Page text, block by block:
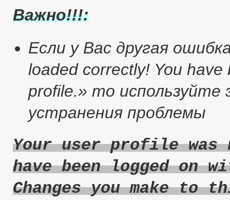
Важно!!!:
Если у Вас другая
loaded correctly! You
profile.» то
устранения проблемы
Your user profile was
have been logged on
Changes you make